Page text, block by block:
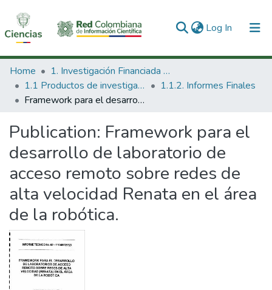
Log In (current)
Communities & Collections
All of DSpace
Home
1. Investigación Financiada con Recursos Públicos
1.1 Productos de investigación
1.1.2. Informes Finales
Framework para el desarrollo de laboratorio de acceso remoto sobre redes de alta velocidad Renata en el área de la robótica.
Publication: Framework para el
desarrollo de laboratorio de
acceso remoto sobre redes de
alta velocidad Renata en el área
de la robótica.